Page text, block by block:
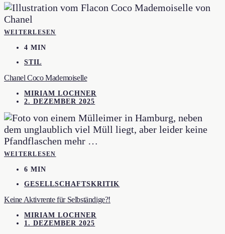
WEITERLESEN
4 MIN
STIL
Chanel Coco Mademoiselle
MIRIAM LOCHNER
2. DEZEMBER 2025
WEITERLESEN
6 MIN
GESELLSCHAFTSKRITIK
Keine Aktivrente für Selbständige?!
MIRIAM LOCHNER
1. DEZEMBER 2025